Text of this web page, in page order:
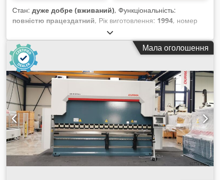
Стан: дуже добре (вживаний), Функціональність:
повністю працездатний, Рік виготовлення: 1994, номер
машини/транспортного засобу:
± 11 550 мм x 5 000 кг Djdjv Ipvxspfx Adhsck
Мала оголошення